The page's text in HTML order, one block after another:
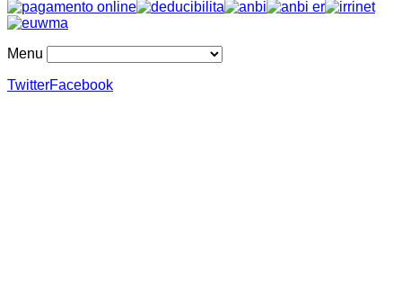
Menu
TwitterFacebook